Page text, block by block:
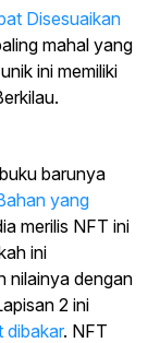
Disesuaikan
mahal yang
ini memiliki
barunya
yang
merilis NFT ini
ini
nilainya dengan
2 ini
dibakar. NFT